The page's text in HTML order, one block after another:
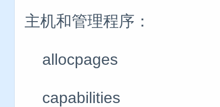
主机和管理程序：
allocpages #